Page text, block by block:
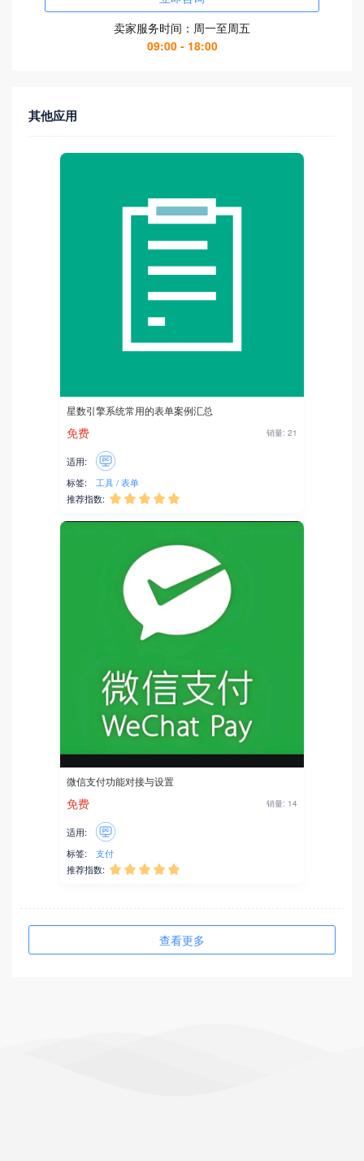
卖家服务时间：周一至周五
09:00 - 18:00
其他应用
星数引擎系统常用的表单案例汇总
免费 销量: 21
适用:
标签:
工具 表单
推荐指数:     
微信支付功能对接与设置
免费 销量: 14
适用:
标签:
支付
推荐指数:     
查看更多